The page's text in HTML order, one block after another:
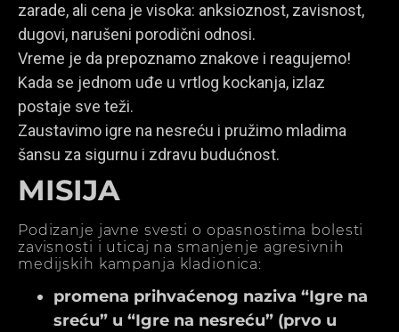
zarade, ali cena je visoka: anksioznost, zavisnost,
dugovi, narušeni porodični odnosi.
Vreme je da prepoznamo znakove i reagujemo!
Kada se jednom uđe u vrtlog kockanja, izlaz
postaje sve teži.
Zaustavimo igre na nesreću i pružimo mladima
šansu za sigurnu i zdravu budućnost.
MISIJA
Podizanje javne svesti o opasnostima bolesti
zavisnosti i uticaj na smanjenje agresivnih
medijskih kampanja kladionica:
promena prihvaćenog naziva “Igre na
sreću” u “Igre na nesreću” (prvo u